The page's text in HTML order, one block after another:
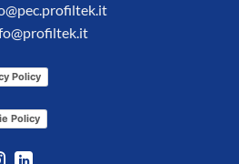
Policy
Policy